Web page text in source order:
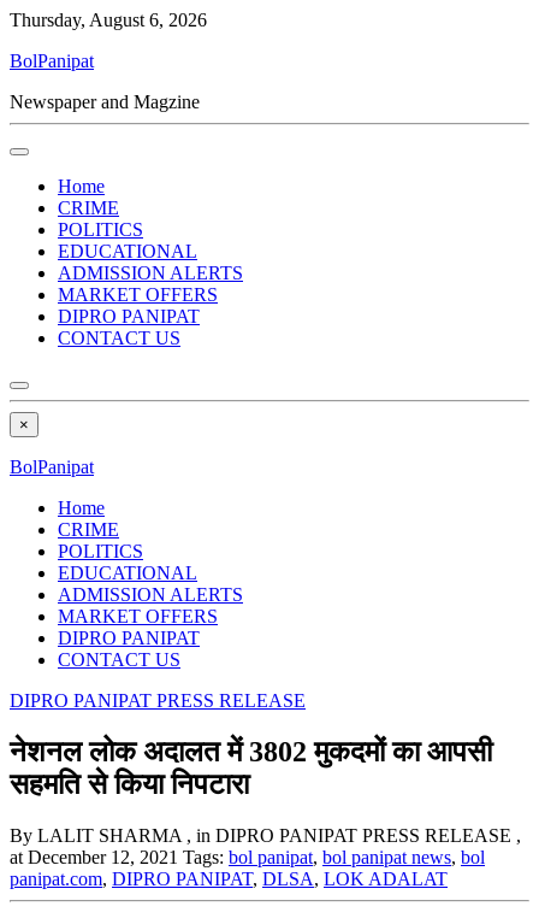
Thursday, August 6, 2026
BolPanipat
Newspaper and Magzine
Home
CRIME
POLITICS
EDUCATIONAL
ADMISSION ALERTS
MARKET OFFERS
DIPRO PANIPAT
CONTACT US
×
BolPanipat
Home
CRIME
POLITICS
EDUCATIONAL
ADMISSION ALERTS
MARKET OFFERS
DIPRO PANIPAT
CONTACT US
DIPRO PANIPAT PRESS RELEASE
नेशनल लोक अदालत में 3802 मुकदमों का आपसी
सहमति से किया निपटारा
By LALIT SHARMA , in DIPRO PANIPAT PRESS RELEASE ,
at December 12, 2021 Tags: bol panipat, bol panipat news, bol
panipat.com, DIPRO PANIPAT, DLSA, LOK ADALAT